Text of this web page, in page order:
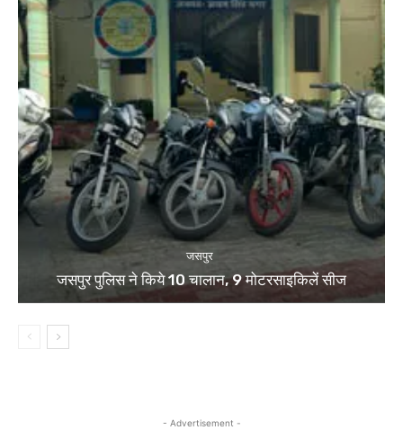
जसपुर
जसपुर पुलिस ने किये 10 चालान, 9 मोटरसाइकिलें सीज
- Advertisement -